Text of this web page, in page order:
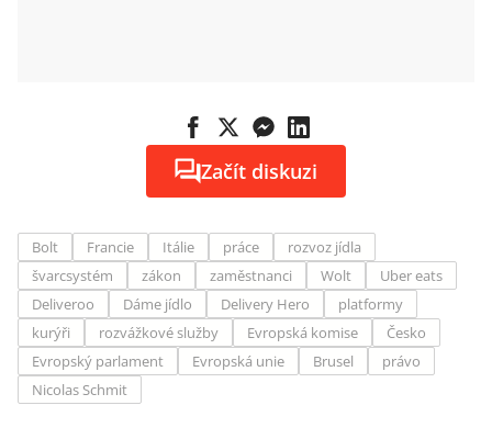
Začít diskuzi
Bolt Francie Itálie práce
rozvoz jídla
švarcsystém
zákon zaměstnanci Wolt
Uber eats
Deliveroo
Dáme jídlo Delivery Hero
platformy
kurýři
rozvážkové služby Evropská komise
Česko
Evropský parlament
Evropská unie Brusel
právo
Nicolas Schmit